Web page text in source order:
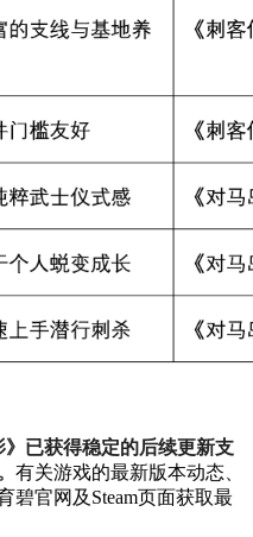
》已获得稳定的后续更新支
有关游戏的最新版本动态、
碧官网及Steam页面获取最